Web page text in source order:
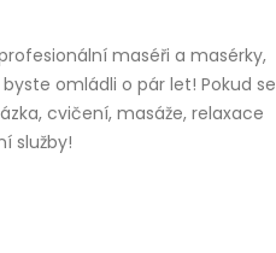
maséři a masérky,
omládli o pár let! Pokud se
cvičení, masáže, relaxace
služby!